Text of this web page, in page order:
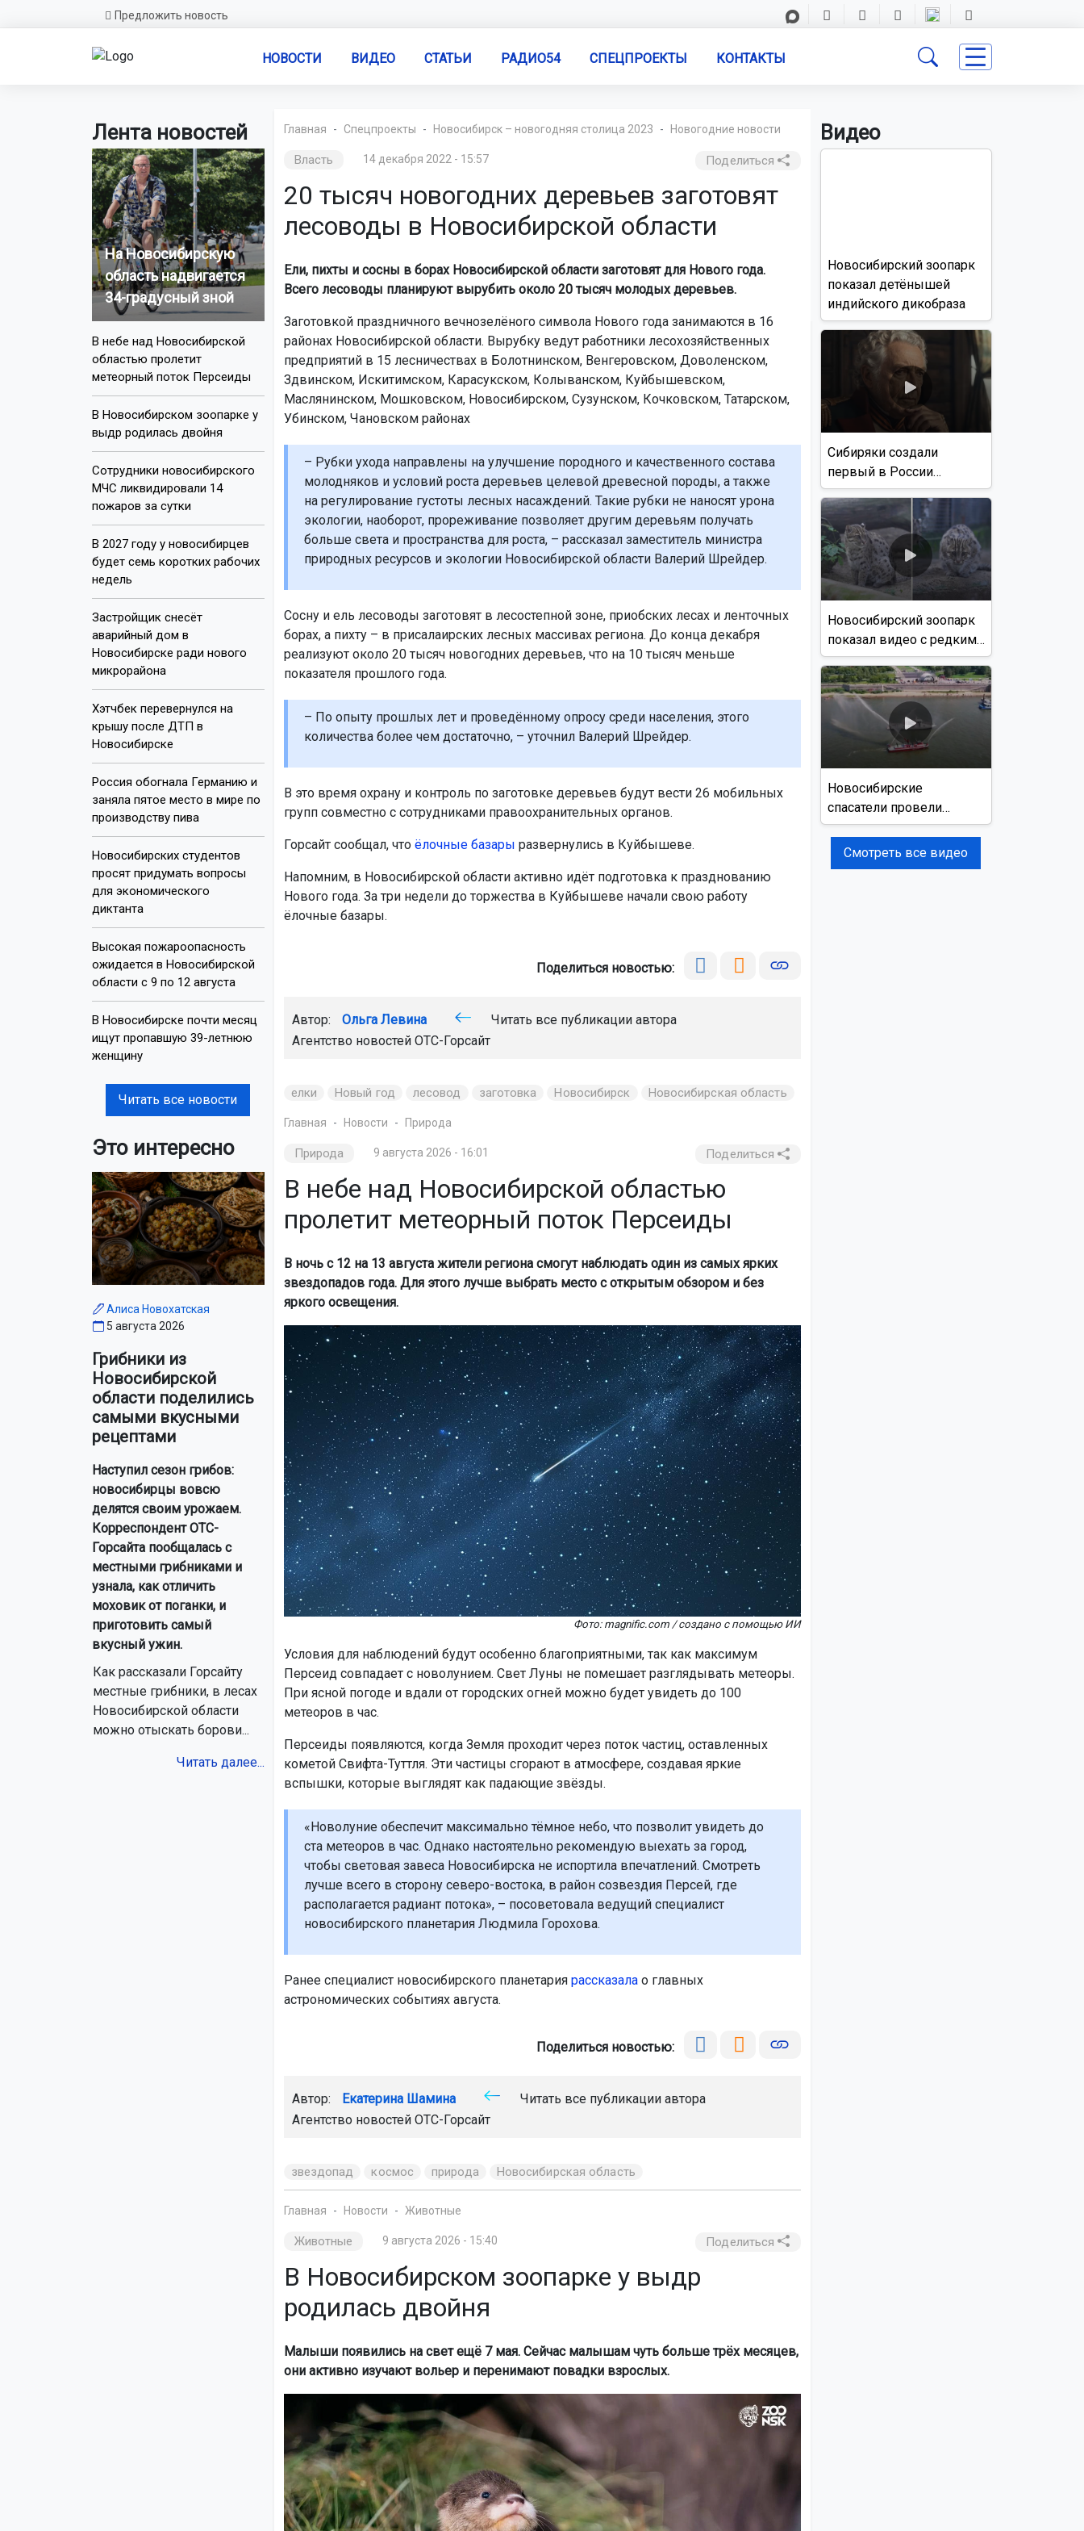
Предложить новость
НОВОСТИ ВИДЕО СТАТЬИ РАДИО54 СПЕЦПРОЕКТЫ КОНТАКТЫ
Лента новостей
На Новосибирскую
область надвигается
34-градусный зной
В небе над Новосибирской
областью пролетит
метеорный поток Персеиды
В Новосибирском зоопарке у
выдр родилась двойня
Сотрудники новосибирского
МЧС ликвидировали 14
пожаров за сутки
В 2027 году у новосибирцев
будет семь коротких рабочих
недель
Застройщик снесёт
аварийный дом в
Новосибирске ради нового
микрорайона
Хэтчбек перевернулся на
крышу после ДТП в
Новосибирске
Россия обогнала Германию и
заняла пятое место в мире по
производству пива
Новосибирских студентов
просят придумать вопросы
для экономического
диктанта
Высокая пожароопасность
ожидается в Новосибирской
области с 9 по 12 августа
В Новосибирске почти месяц
ищут пропавшую 39-летнюю
женщину
Читать все новости
Это интересно
Алиса Новохатская
5 августа 2026
Грибники из
Новосибирской
области поделились
самыми вкусными
рецептами
Наступил сезон грибов:
новосибирцы вовсю
делятся своим урожаем.
Корреспондент ОТС-
Горсайта пообщалась с
местными грибниками и
узнала, как отличить
моховик от поганки, и
приготовить самый
вкусный ужин.
Как рассказали Горсайту
местные грибники, в лесах
Новосибирской области
можно отыскать борови...
Читать далее...
Главная Спецпроекты Новосибирск – новогодняя столица 2023 Новогодние новости
Власть 14 декабря 2022 - 15:57 Поделиться
20 тысяч новогодних деревьев заготовят
лесоводы в Новосибирской области
Ели, пихты и сосны в борах Новосибирской области заготовят для Нового года.
Всего лесоводы планируют вырубить около 20 тысяч молодых деревьев.
Заготовкой праздничного вечнозелёного символа Нового года занимаются в 16
районах Новосибирской области. Вырубку ведут работники лесохозяйственных
предприятий в 15 лесничествах в Болотнинском, Венгеровском, Доволенском,
Здвинском, Искитимском, Карасукском, Колыванском, Куйбышевском,
Маслянинском, Мошковском, Новосибирском, Сузунском, Кочковском, Татарском,
Убинском, Чановском районах
– Рубки ухода направлены на улучшение породного и качественного состава
молодняков и условий роста деревьев целевой древесной породы, а также
на регулирование густоты лесных насаждений. Такие рубки не наносят урона
экологии, наоборот, прореживание позволяет другим деревьям получать
больше света и пространства для роста, – рассказал заместитель министра
природных ресурсов и экологии Новосибирской области Валерий Шрейдер.
Сосну и ель лесоводы заготовят в лесостепной зоне, приобских лесах и ленточных
борах, а пихту – в присалаирских лесных массивах региона. До конца декабря
реализуют около 20 тысяч новогодних деревьев, что на 10 тысяч меньше
показателя прошлого года.
– По опыту прошлых лет и проведённому опросу среди населения, этого
количества более чем достаточно, – уточнил Валерий Шрейдер.
В это время охрану и контроль по заготовке деревьев будут вести 26 мобильных
групп совместно с сотрудниками правоохранительных органов.
Горсайт сообщал, что ёлочные базары развернулись в Куйбышеве.
Напомним, в Новосибирской области активно идёт подготовка к празднованию
Нового года. За три недели до торжества в Куйбышеве начали свою работу
ёлочные базары.
Поделиться новостью:
Автор: Ольга Левина
Читать все публикации автора
Агентство новостей ОТС-Горсайт
елки Новый год лесовод заготовка Новосибирск Новосибирская область
Главная Новости Природа
Природа 9 августа 2026 - 16:01 Поделиться
В небе над Новосибирской областью
пролетит метеорный поток Персеиды
В ночь с 12 на 13 августа жители региона смогут наблюдать один из самых ярких
звездопадов года. Для этого лучше выбрать место с открытым обзором и без
яркого освещения.
Фото: magnific.com / создано с помощью ИИ
Условия для наблюдений будут особенно благоприятными, так как максимум
Персеид совпадает с новолунием. Свет Луны не помешает разглядывать метеоры.
При ясной погоде и вдали от городских огней можно будет увидеть до 100
метеоров в час.
Персеиды появляются, когда Земля проходит через поток частиц, оставленных
кометой Свифта-Туттля. Эти частицы сгорают в атмосфере, создавая яркие
вспышки, которые выглядят как падающие звёзды.
«Новолуние обеспечит максимально тёмное небо, что позволит увидеть до
ста метеоров в час. Однако настоятельно рекомендую выехать за город,
чтобы световая завеса Новосибирска не испортила впечатлений. Смотреть
лучше всего в сторону северо-востока, в район созвездия Персей, где
располагается радиант потока», – посоветовала ведущий специалист
новосибирского планетария Людмила Горохова.
Ранее специалист новосибирского планетария рассказалао главных
астрономических событиях августа.
Поделиться новостью:
Автор: Екатерина Шамина
Читать все публикации автора
Агентство новостей ОТС-Горсайт
звездопад космос природа Новосибирская область
Главная Новости Животные
Животные 9 августа 2026 - 15:40 Поделиться
В Новосибирском зоопарке у выдр
родилась двойня
Малыши появились на свет ещё 7 мая. Сейчас малышам чуть больше трёх месяцев,
они активно изучают вольер и перенимают повадки взрослых.
Видео
Новосибирский зоопарк
показал детёнышей
индийского дикобраза
Сибиряки создали
первый в России
документальный фильм
с использованием ИИ
Новосибирский зоопарк
показал видео с редким
виверровым котом
Новосибирские
спасатели провели
учения на реке Обь
Смотреть все видео